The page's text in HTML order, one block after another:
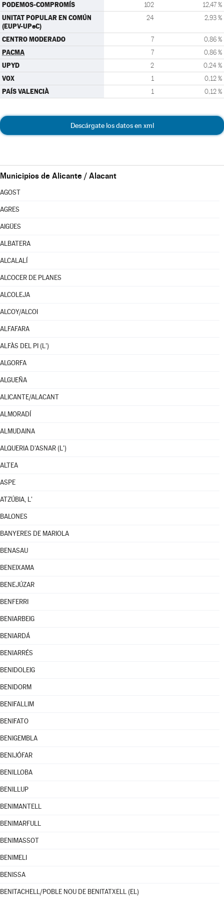
PODEMOS-COMPROMÍS 102 12,47 %
UNITAT POPULAR EN COMÚN
(EUPV-UPeC)
24 2,93 %
CENTRO MODERADO 7 0,86 %
PACMA 7 0,86 %
UPYD 2 0,24 %
VOX 1 0,12 %
PAÍS VALENCIÀ 1 0,12 %
Descárgate los datos en xml
Municipios de Alicante / Alacant
AGOST
AGRES
AIGÜES
ALBATERA
ALCALALÍ
ALCOCER DE PLANES
ALCOLEJA
ALCOY/ALCOI
ALFAFARA
ALFÀS DEL PI (L')
ALGORFA
ALGUEÑA
ALICANTE/ALACANT
ALMORADÍ
ALMUDAINA
ALQUERIA D'ASNAR (L')
ALTEA
ASPE
ATZÚBIA, L'
BALONES
BANYERES DE MARIOLA
BENASAU
BENEIXAMA
BENEJÚZAR
BENFERRI
BENIARBEIG
BENIARDÁ
BENIARRÉS
BENIDOLEIG
BENIDORM
BENIFALLIM
BENIFATO
BENIGEMBLA
BENIJÓFAR
BENILLOBA
BENILLUP
BENIMANTELL
BENIMARFULL
BENIMASSOT
BENIMELI
BENISSA
BENITACHELL/POBLE NOU DE BENITATXELL (EL)